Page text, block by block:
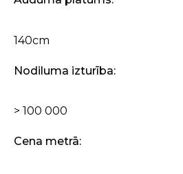
140cm
Nodiluma izturība:
> 100 000
Cena metrā: